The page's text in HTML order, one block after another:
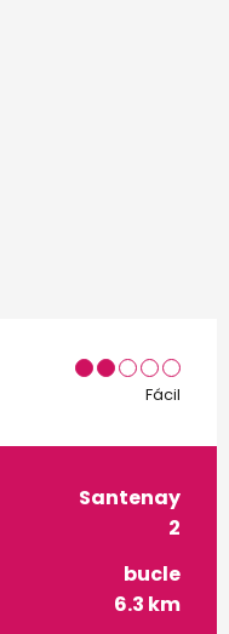
Fácil
Santenay
2
bucle
6.3 km